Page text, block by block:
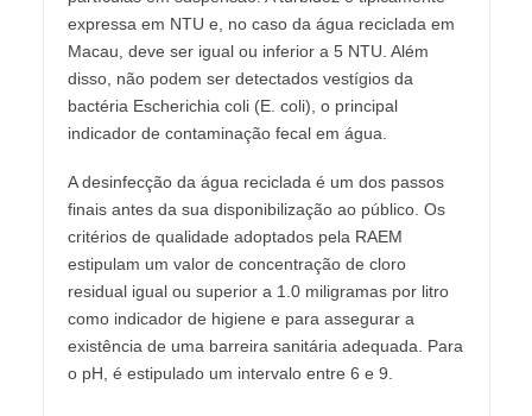
expressa em NTU e, no caso da água reciclada em
Macau, deve ser igual ou inferior a 5 NTU. Além
disso, não podem ser detectados vestígios da
bactéria Escherichia coli (E. coli), o principal
indicador de contaminação fecal em água.
A desinfecção da água reciclada é um dos passos
finais antes da sua disponibilização ao público. Os
critérios de qualidade adoptados pela RAEM
estipulam um valor de concentração de cloro
residual igual ou superior a 1.0 miligramas por litro
como indicador de higiene e para assegurar a
existência de uma barreira sanitária adequada. Para
o pH, é estipulado um intervalo entre 6 e 9.